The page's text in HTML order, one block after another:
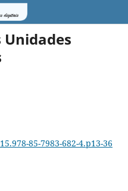
85-7983-682-4.p13-36